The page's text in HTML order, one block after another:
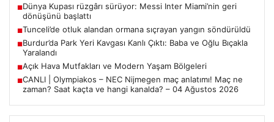
■Dünya Kupası rüzgârı sürüyor: Messi Inter Miami’nin geri
dönüşünü başlattı
■Tunceli’de otluk alandan ormana sıçrayan yangın söndürüldü
■Burdur’da Park Yeri Kavgası Kanlı Çıktı: Baba ve Oğlu Bıçakla
Yaralandı
■Açık Hava Mutfakları ve Modern Yaşam Bölgeleri
■CANLI | Olympiakos – NEC Nijmegen maç anlatımı! Maç ne
zaman? Saat kaçta ve hangi kanalda? – 04 Ağustos 2026